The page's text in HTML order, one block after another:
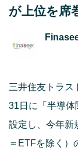
#フィナンシャル
#データ・調査 #
が上位を席
三井住友トラス
31日に「半導
設定し、今年新
＝ETFを除く